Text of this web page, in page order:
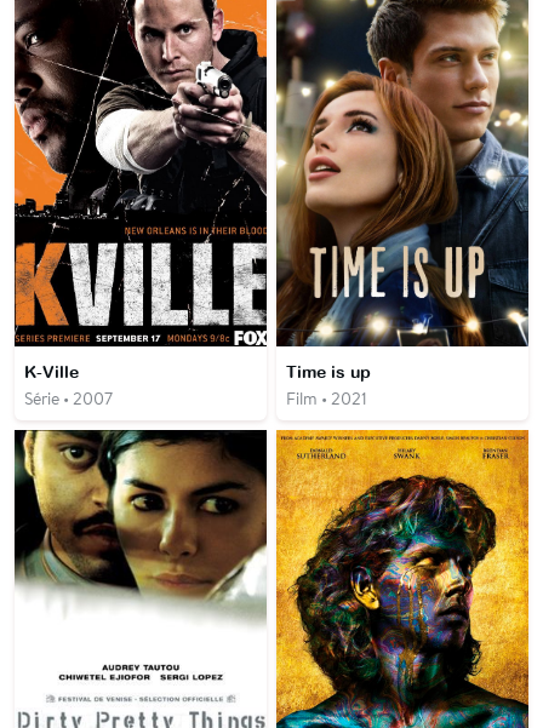
K-Ville
Série • 2007
Time is up
Film • 2021